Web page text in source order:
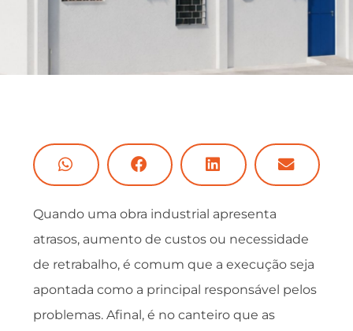
Quando uma obra industrial apresenta
atrasos, aumento de custos ou necessidade
de retrabalho, é comum que a execução seja
apontada como a principal responsável pelos
problemas. Afinal, é no canteiro que as